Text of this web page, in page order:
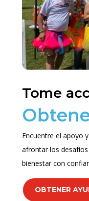
Tome
Encuentre el apoyo
afrontar los desafíos
bienestar con
OBTENER